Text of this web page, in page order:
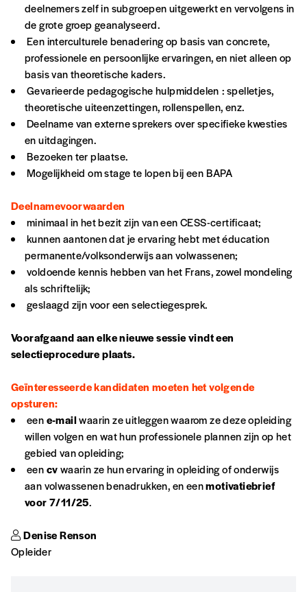
REGISTREER
*verplichte velden
Vous indiquez si vous souhaitez recevoir la
revue en format papier ou numérique.
Vous renseignez vos coordonnées.
Vous versez le montant de votre choix sur le
compteIBAN BE34 0010 7305
2190avec en communication le numéro de
la commande renseigné dans le mail de
confirmation et la mention “participation
Imag”.
financièrement à tout moment, même après
avoir reçu plusieurs numéros. Ce paiement
n’est pas indispensable. Il marque votre
volonté de soutenir nos activités.
NOS
FORMULES
Abonnement
1 an = 5 numéros
20€*/an
*Prix indicatif, frais de port inclus
Par numéro
deelnemers zelf in subgroepen uitgewerkt en vervolgens in
de grote groep geanalyseerd.
Een interculturele benadering op basis van concrete,
professionele en persoonlijke ervaringen, en niet alleen op
basis van theoretische kaders.
Gevarieerde pedagogische hulpmiddelen : spelletjes,
theoretische uiteenzettingen, rollenspellen, enz.
Deelname van externe sprekers over specifieke kwesties
en uitdagingen.
Bezoeken ter plaatse.
Mogelijkheid om stage te lopen bij een BAPA
Deelnamevoorwaarden
minimaal in het bezit zijn van een CESS-certificaat;
kunnen aantonen dat je ervaring hebt met éducation
permanente/volksonderwijs aan volwassenen;
voldoende kennis hebben van het Frans, zowel mondeling
als schriftelijk;
geslaagd zijn voor een selectiegesprek.
Voorafgaand aan elke nieuwe sessie vindt een
selectieprocedure plaats.
Geïnteresseerde kandidaten moeten het volgende
opsturen:
eene-mailwaarin ze uitleggen waarom ze deze opleiding
willen volgen en wat hun professionele plannen zijn op het
gebied van opleiding;
eencvwaarin ze hun ervaring in opleiding of onderwijs
aan volwassenen benadrukken, en eenmotivatiebrief
voor 7/11/25.
Denise Renson
Opleider